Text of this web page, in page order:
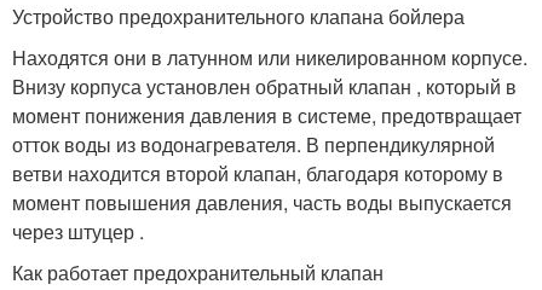
Устройство предохранительного клапана бойлера
Находятся они в латунном или никелированном корпусе.
Внизу корпуса установлен обратный клапан , который в
момент понижения давления в системе, предотвращает
отток воды из водонагревателя. В перпендикулярной
ветви находится второй клапан, благодаря которому в
момент повышения давления, часть воды выпускается
через штуцер .
Как работает предохранительный клапан